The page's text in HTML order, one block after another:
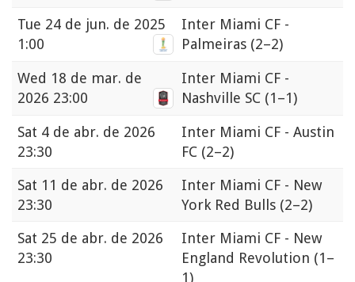
Tue 24 de jun. de 2025
1:00
Inter Miami CF -
Palmeiras (2–2)
Wed 18 de mar. de
2026 23:00
Inter Miami CF -
Nashville SC (1–1)
Sat 4 de abr. de 2026
23:30
Inter Miami CF - Austin
FC (2–2)
Sat 11 de abr. de 2026
23:30
Inter Miami CF - New
York Red Bulls (2–2)
Sat 25 de abr. de 2026
23:30
Inter Miami CF - New
England Revolution (1–
1)